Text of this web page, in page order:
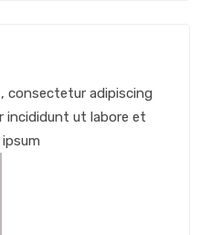
consectetur adipiscing
incididunt ut labore et